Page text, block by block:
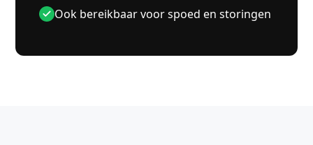
Ook bereikbaar voor spoed en storingen